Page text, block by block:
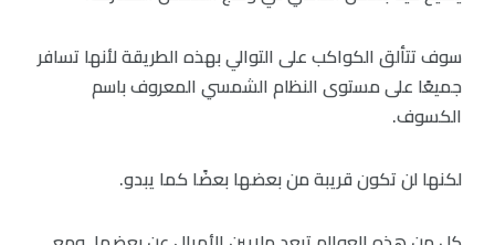
سوف تتألق الكواكب على التوالي بهذه الطريقة لأنها تسافر
جميعًا على مستوى النظام الشمسي المعروف باسم
الكسوف.
لكنها لن تكون قريبة من بعضها بعضًا كما يبدو.